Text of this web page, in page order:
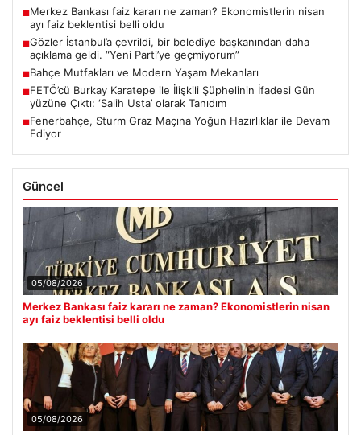
■Merkez Bankası faiz kararı ne zaman? Ekonomistlerin nisan
ayı faiz beklentisi belli oldu
■Gözler İstanbul’a çevrildi, bir belediye başkanından daha
açıklama geldi. “Yeni Parti’ye geçmiyorum”
■Bahçe Mutfakları ve Modern Yaşam Mekanları
■FETÖ’cü Burkay Karatepe ile İlişkili Şüphelinin İfadesi Gün
yüzüne Çıktı: ‘Salih Usta’ olarak Tanıdım
■Fenerbahçe, Sturm Graz Maçına Yoğun Hazırlıklar ile Devam
Ediyor
Güncel
05/08/2026
Merkez Bankası faiz kararı ne zaman? Ekonomistlerin nisan
ayı faiz beklentisi belli oldu
05/08/2026